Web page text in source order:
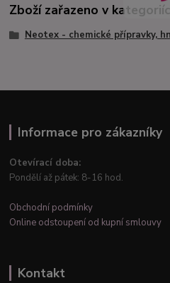
Zboží zařazeno v
Neotex - chemické přípravky,
Informace pro zákazníky
Otevírací doba:
Pondělí až pátek: 8-16 hod.
Obchodní podmínky
Online odstoupení od kupní smlouvy
Kontakt